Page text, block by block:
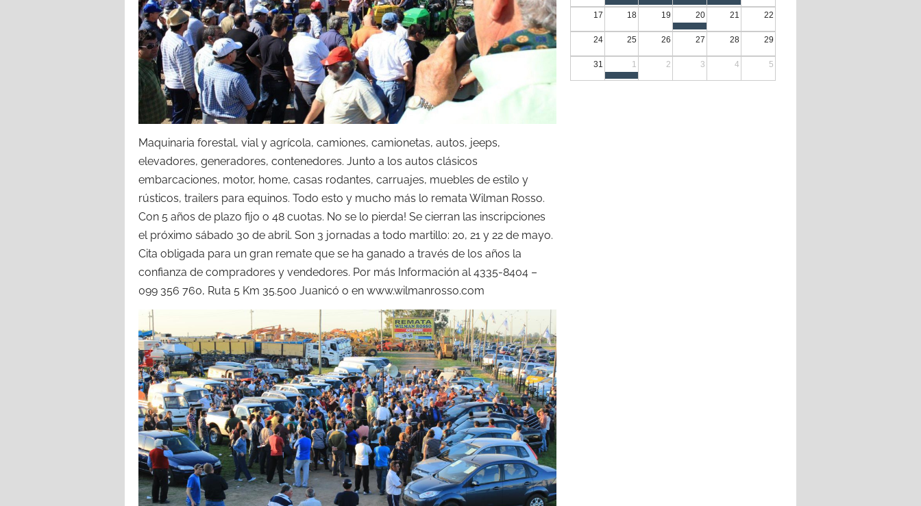
Maquinaria forestal, vial y agrícola, camiones, camionetas, autos, jeeps,
elevadores, generadores, contenedores. Junto a los autos clásicos
embarcaciones, motor, home, casas rodantes, carruajes, muebles de estilo y
rústicos, trailers para equinos. Todo esto y mucho más lo remata Wilman Rosso.
Con 5 años de plazo fijo o 48 cuotas. No se lo pierda! Se cierran las inscripciones
el próximo sábado 30 de abril. Son 3 jornadas a todo martillo: 20, 21 y 22 de mayo.
Cita obligada para un gran remate que se ha ganado a través de los años la
confianza de compradores y vendedores. Por más Información al 4335-8404 –
099 356 760, Ruta 5 Km 35.500 Juanicó o en www.wilmanrosso.com
17 18 19 20 21 22
24 25 26 27 28 29
31 1 2 3 4 5